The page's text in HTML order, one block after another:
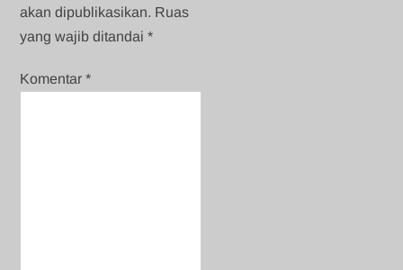
akan dipublikasikan. Ruas
yang wajib ditandai*
Komentar*